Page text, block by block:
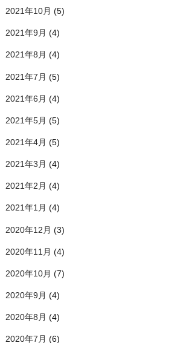
2021年10月 (5)
2021年9月 (4)
2021年8月 (4)
2021年7月 (5)
2021年6月 (4)
2021年5月 (5)
2021年4月 (5)
2021年3月 (4)
2021年2月 (4)
2021年1月 (4)
2020年12月 (3)
2020年11月 (4)
2020年10月 (7)
2020年9月 (4)
2020年8月 (4)
2020年7月 (6)